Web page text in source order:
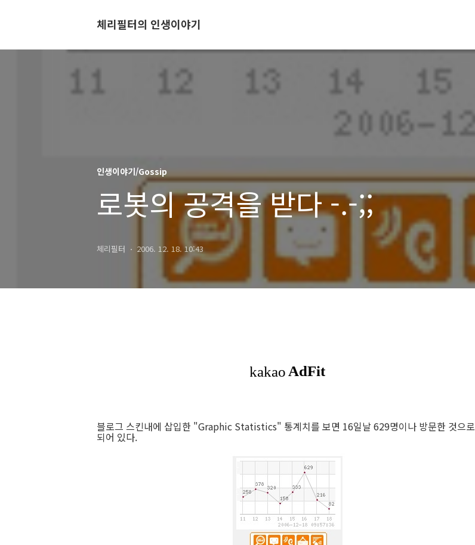
체리필터의 인생이야기
인생이야기/Gossip
로봇의 공격을 받다 -.-;;
체리필터 2006. 12. 18. 10:43
블로그 스킨내에 삽입한 "Graphic Statistics" 통계치를 보면 16일날 629명이나 방문한 것으로
되어 있다.